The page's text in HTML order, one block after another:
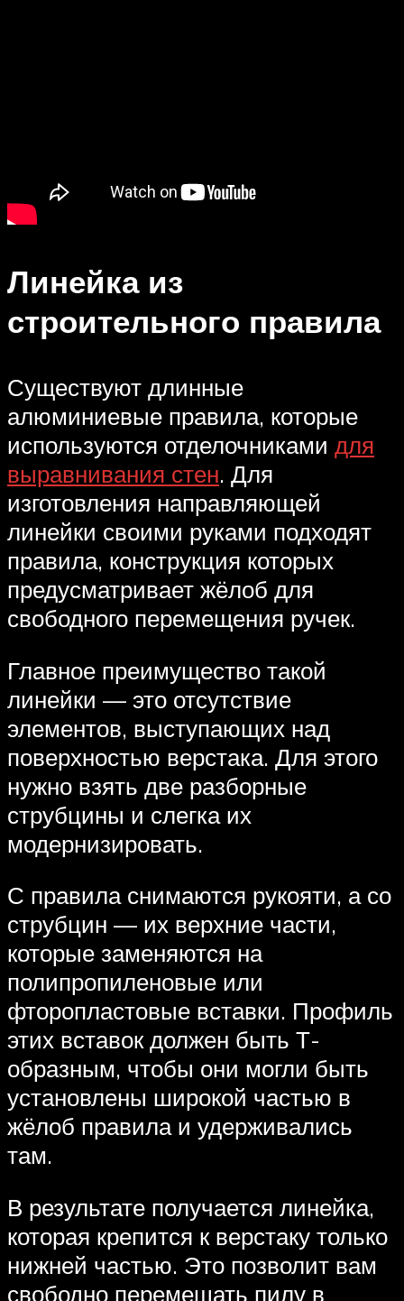
Линейка из
строительного правила
Существуют длинные
алюминиевые правила, которые
используются отделочниками для
выравнивания стен. Для
изготовления направляющей
линейки своими руками подходят
правила, конструкция которых
предусматривает жёлоб для
свободного перемещения ручек.
Главное преимущество такой
линейки — это отсутствие
элементов, выступающих над
поверхностью верстака. Для этого
нужно взять две разборные
струбцины и слегка их
модернизировать.
С правила снимаются рукояти, а со
струбцин — их верхние части,
которые заменяются на
полипропиленовые или
фторопластовые вставки. Профиль
этих вставок должен быть Т-
образным, чтобы они могли быть
установлены широкой частью в
жёлоб правила и удерживались
там.
В результате получается линейка,
которая крепится к верстаку только
нижней частью. Это позволит вам
свободно перемещать пилу в